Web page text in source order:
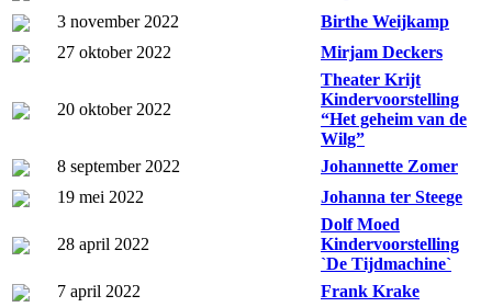
3 november 2022
Birthe Weijkamp
27 oktober 2022
Mirjam Deckers
20 oktober 2022
Theater Krijt
Kindervoorstelling
“Het geheim van de
Wilg”
8 september 2022
Johannette Zomer
19 mei 2022
Johanna ter Steege
28 april 2022
Dolf Moed
Kindervoorstelling
`De Tijdmachine`
7 april 2022
Frank Krake